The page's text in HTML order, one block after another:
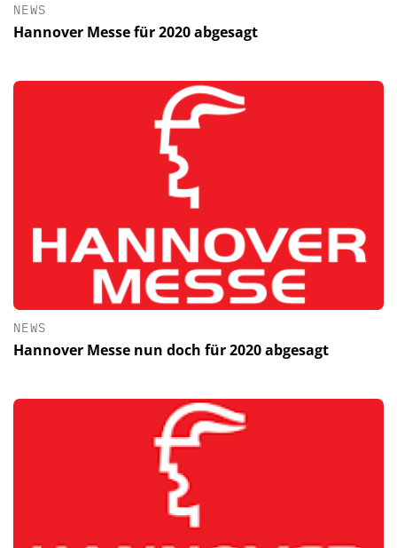
NEWS
Hannover Messe für 2020 abgesagt
NEWS
Hannover Messe nun doch für 2020 abgesagt